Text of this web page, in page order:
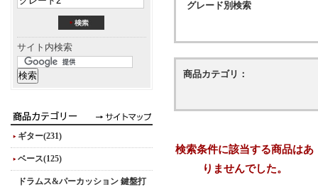
サイト内検索
ギター(231)
ベース(125)
ドラムス&パーカッション 鍵盤打
グレード別検索
商品カテゴリ：
検索条件に該当する商品はあ
りませんでした。